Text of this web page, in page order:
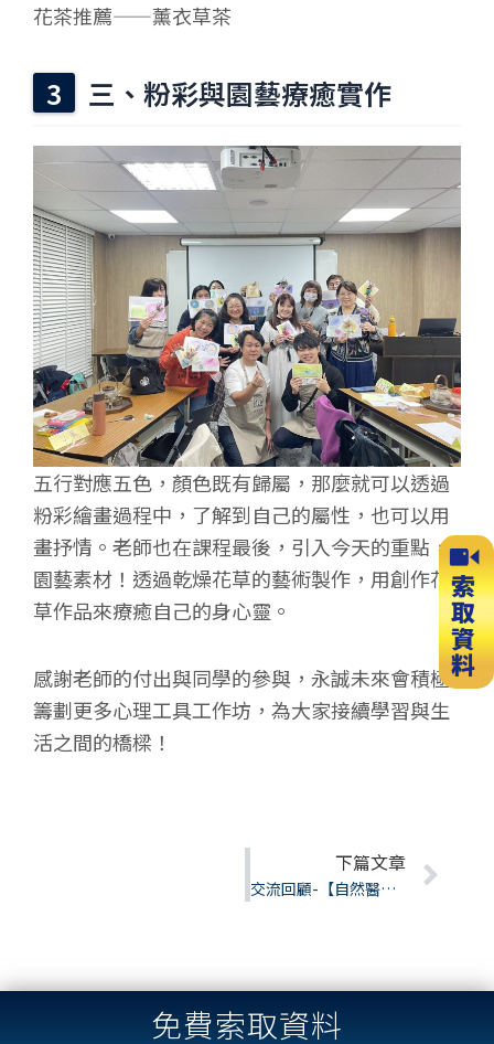
花茶推薦——薰衣草茶
三、粉彩與園藝療癒實作
五行對應五色，顏色既有歸屬，那麼就可以透過
粉彩繪畫過程中，了解到自己的屬性，也可以用
畫抒情。老師也在課程最後，引入今天的重點，
園藝素材！透過乾燥花草的藝術製作，用創作花
草作品來療癒自己的身心靈。
感謝老師的付出與同學的參與，永誠未來會積極
籌劃更多心理工具工作坊，為大家接續學習與生
活之間的橋樑！
下篇文章
交流回顧-【自然醫學】五行精油療癒的秘密
免費索取資料